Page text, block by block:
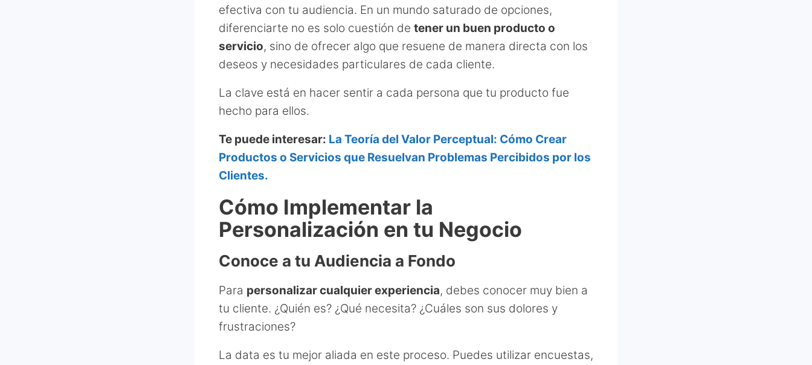
efectiva con tu audiencia. En un mundo saturado de opciones,
diferenciarte no es solo cuestión de tener un buen producto o
servicio, sino de ofrecer algo que resuene de manera directa con los
deseos y necesidades particulares de cada cliente.
La clave está en hacer sentir a cada persona que tu producto fue
hecho para ellos.
Te puede interesar: La Teoría del Valor Perceptual: Cómo Crear
Productos o Servicios que Resuelvan Problemas Percibidos por los
Clientes.
Cómo Implementar la
Personalización en tu Negocio
Conoce a tu Audiencia a Fondo
Para personalizar cualquier experiencia, debes conocer muy bien a
tu cliente. ¿Quién es? ¿Qué necesita? ¿Cuáles son sus dolores y
frustraciones?
La data es tu mejor aliada en este proceso. Puedes utilizar encuestas,